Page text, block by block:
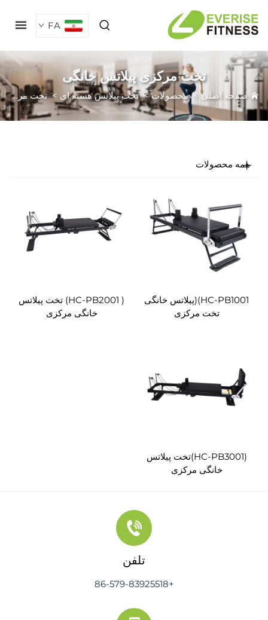
FA
تخت مرکزی پیلاتس خانگی
اصلی>محصولات>تخت پیلاتس هسته ای>تخت مرکزی پیلاتس خانگی
محصولات
HC-PB1001)(پیلاتس خانگی
تخت مرکزی
( HC-PB2001) تخت پیلاتس
خانگی مرکزی
(HC-PB3001)تخت پیلاتس
خانگی مرکزی
تلفن